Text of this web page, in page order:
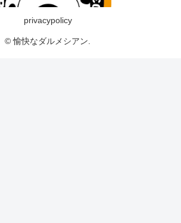
privacypolicy
© 愉快なダルメシアン.